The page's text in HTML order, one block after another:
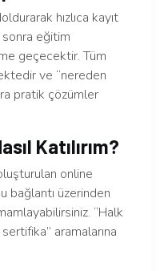
hızlıca kayıt
eğitim
geçecektir. Tüm
ve “nereden
pratik çözümler
Katılırım?
online
bağlantı üzerinden
“Halk
aramalarına